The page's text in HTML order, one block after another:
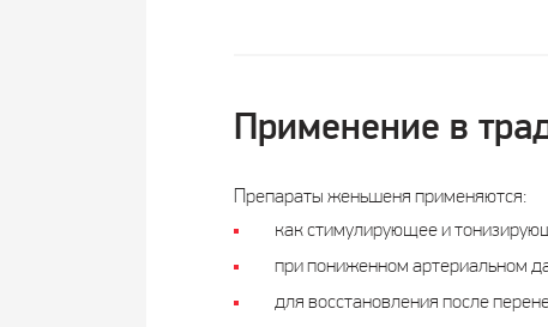
Применение в
Препараты женьшеня применяются:
как стимулирующее и
при пониженном артериальном
для восстановления после